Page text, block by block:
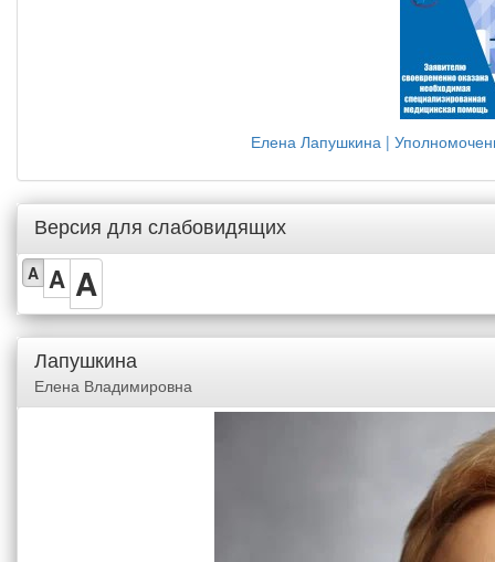
Елена Лапушкина |
Версия для слабовидящих
A A A
Лапушкина
Елена Владимировна